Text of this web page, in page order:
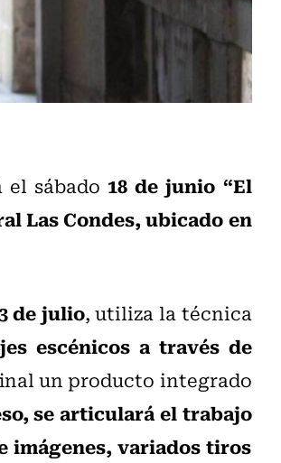
sábado 18 de junio “El
Las Condes, ubicado en
de julio, utiliza la técnica
escénicos a través de
un producto integrado
se articulará el trabajo
imágenes, variados tiros